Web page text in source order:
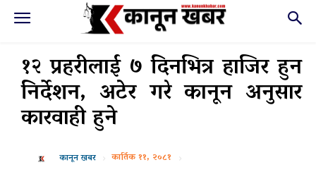
१२ प्रहरीलाई ७ दिनभित्र हाजिर हुन
निर्देशन, अटेर गरे कानून अनुसार
कारवाही हुने
कानून खबर कार्तिक ११, २०८१